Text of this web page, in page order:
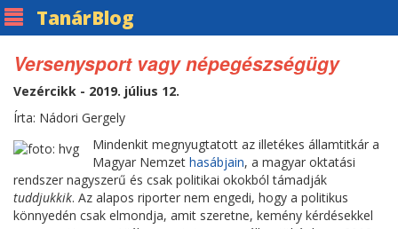
TanárBlog
Versenysport vagy népegészségügy
Vezércikk - 2019. július 12.
Írta: Nádori Gergely
Mindenkit megnyugtatott az illetékes államtitkár a
Magyar Nemzet hasábjain, a magyar oktatási
rendszer nagyszerű és csak politikai okokból támadják
tuddjukkik. Az alapos riporter nem engedi, hogy a politikus
könnyedén csak elmondja, amit szeretne, kemény kérdésekkel